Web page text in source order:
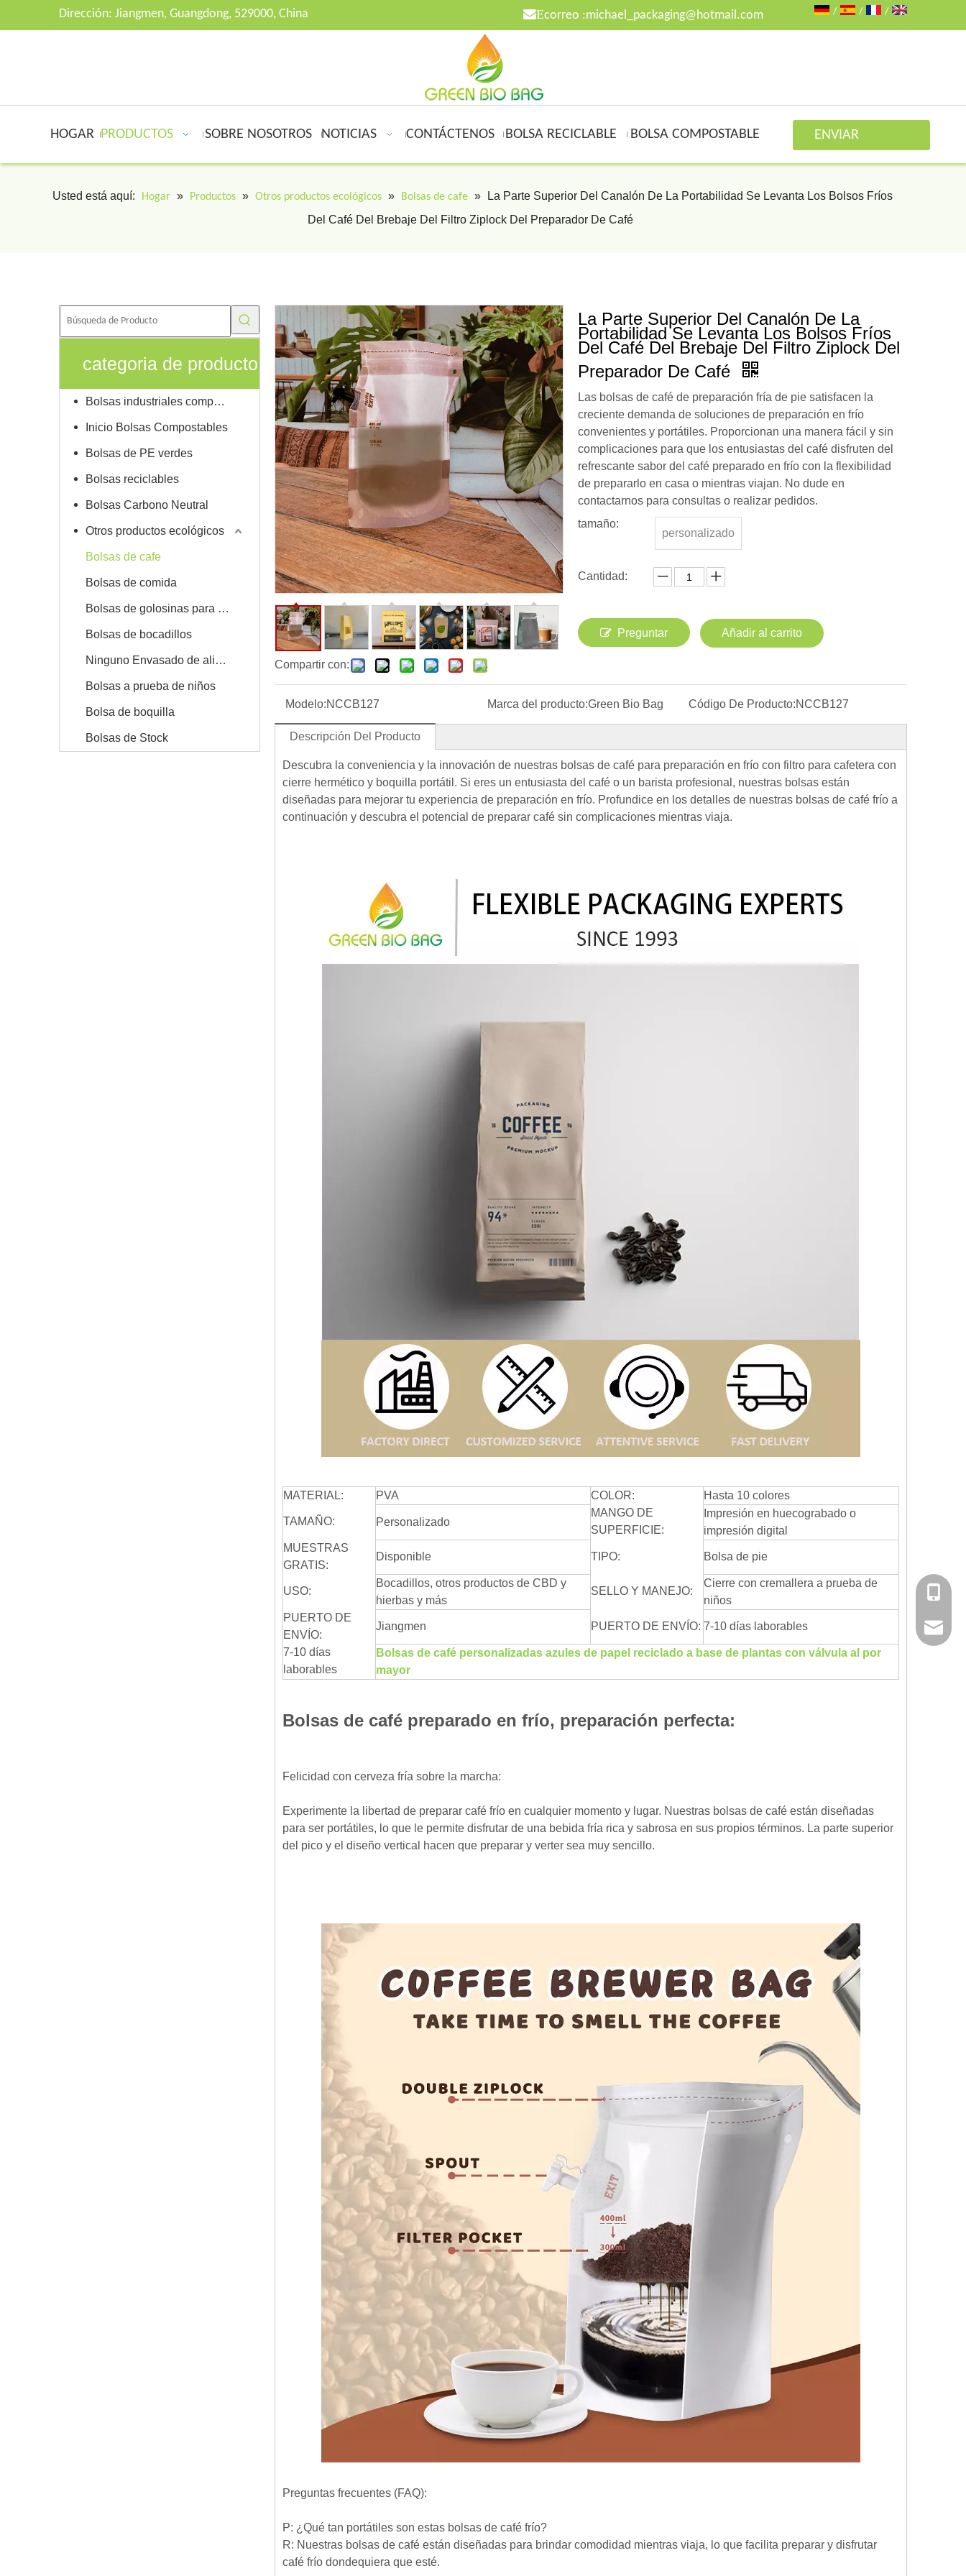
Dirección: Jiangmen, Guangdong, 529000, China Ecorreo :michael_packaging@hotmail.com / / /
HOGAR PRODUCTOS SOBRE NOSOTROS NOTICIAS CONTÁCTENOS BOLSA RECICLABLE BOLSA COMPOSTABLE
ENVIAR
CONSULTA
Usted está aquí: Hogar » Productos » Otros productos ecológicos » Bolsas de cafe »
La Parte Superior Del Canalón De La Portabilidad Se Levanta Los Bolsos Fríos
Del Café Del Brebaje Del Filtro Ziplock Del Preparador De Café
categoria de producto
Bolsas industriales compostables
Inicio Bolsas Compostables
Bolsas de PE verdes
Bolsas reciclables
Bolsas Carbono Neutral
Otros productos ecológicos
Bolsas de cafe
Bolsas de comida
Bolsas de golosinas para mascotas
Bolsas de bocadillos
Ninguno Envasado de alimentos
Bolsas a prueba de niños
Bolsa de boquilla
Bolsas de Stock
Compartir con:
La Parte Superior Del Canalón De La
Portabilidad Se Levanta Los Bolsos Fríos
Del Café Del Brebaje Del Filtro Ziplock Del
Preparador De Café
Las bolsas de café de preparación fría de pie satisfacen la
creciente demanda de soluciones de preparación en frío
convenientes y portátiles. Proporcionan una manera fácil y sin
complicaciones para que los entusiastas del café disfruten del
refrescante sabor del café preparado en frío con la flexibilidad
de prepararlo en casa o mientras viajan. No dude en
contactarnos para consultas o realizar pedidos.
tamaño:
personalizado
Cantidad:
Preguntar Añadir al carrito
Modelo:NCCB127 Marca del producto:Green Bio Bag Código De Producto:NCCB127
Descripción Del Producto
Descubra la conveniencia y la innovación de nuestras bolsas de café para preparación en frío con filtro para cafetera con
cierre hermético y boquilla portátil. Si eres un entusiasta del café o un barista profesional, nuestras bolsas están
diseñadas para mejorar tu experiencia de preparación en frío. Profundice en los detalles de nuestras bolsas de café frío a
continuación y descubra el potencial de preparar café sin complicaciones mientras viaja.
MATERIAL: PVA COLOR: Hasta 10 colores
TAMAÑO: Personalizado
MANGO DE
SUPERFICIE:
Impresión en huecograbado o
impresión digital
MUESTRAS
GRATIS:
Disponible TIPO: Bolsa de pie
USO:
Bocadillos, otros productos de CBD y
hierbas y más
SELLO Y MANEJO:
Cierre con cremallera a prueba de
niños
PUERTO DE
ENVÍO:
Jiangmen PUERTO DE ENVÍO: 7-10 días laborables
7-10 días
laborables
Bolsas de café personalizadas azules de papel reciclado a base de plantas con válvula al por
mayor
Bolsas de café preparado en frío, preparación perfecta:
Felicidad con cerveza fría sobre la marcha:
Experimente la libertad de preparar café frío en cualquier momento y lugar. Nuestras bolsas de café están diseñadas
para ser portátiles, lo que le permite disfrutar de una bebida fría rica y sabrosa en sus propios términos. La parte superior
del pico y el diseño vertical hacen que preparar y verter sea muy sencillo.
Preguntas frecuentes (FAQ):
P: ¿Qué tan portátiles son estas bolsas de café frío?
R: Nuestras bolsas de café están diseñadas para brindar comodidad mientras viaja, lo que facilita preparar y disfrutar
café frío dondequiera que esté.
Correo